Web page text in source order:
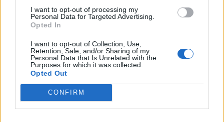
I want to opt-out of processing my
Personal Data for Targeted Advertising.
Opted In
I want to opt-out of Collection, Use,
Retention, Sale, and/or Sharing of my
Personal Data that Is Unrelated with the
Purposes for which it was collected.
Opted Out
CONFIRM